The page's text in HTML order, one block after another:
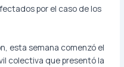
por el caso de los
esta semana comenzó el
colectiva que presentó la